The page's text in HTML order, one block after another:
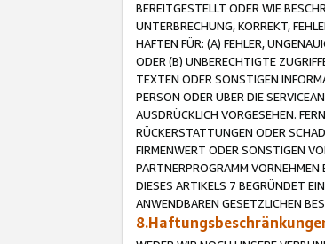
BEREITGESTELLT ODER WIE
UNTERBRECHUNG, KORREKT,
HAFTEN FÜR: (A) FEHLER,
ODER (B) UNBERECHTIGTE
TEXTEN ODER SONSTIGEN
PERSON ODER ÜBER DIE
AUSDRÜCKLICH VORGESEHEN.
RÜCKERSTATTUNGEN ODER
FIRMENWERT ODER SONSTIGEN
PARTNERPROGRAMM
DIESES ARTIKELS 7 BEGRÜNDET
ANWENDBAREN GESETZLICHEN